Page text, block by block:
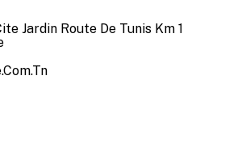
Jardin Route De Tunis Km 1